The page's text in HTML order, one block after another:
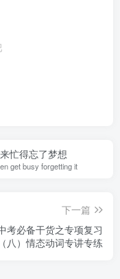
忙得忘了梦想
get busy forgetting it
下一篇
考必备干货之专项复习
（八）情态动词专讲专练